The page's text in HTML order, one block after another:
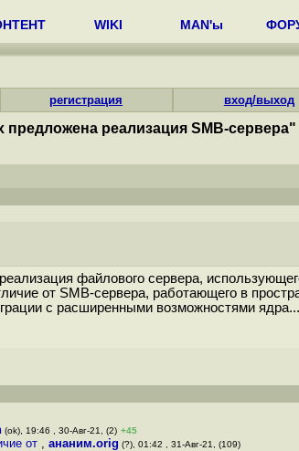
WIKI MAN'ы
регистрация вход/выход
предложена реализация SMB-сервера"
файлового сервера,
от SMB-сервера, работающего в
с расширенными возможностями ядра...
(ok), 19:46 , 30-Авг-21, (2) +45
от , ананим.orig (?), 01:42 , 31-Авг-21, (109)